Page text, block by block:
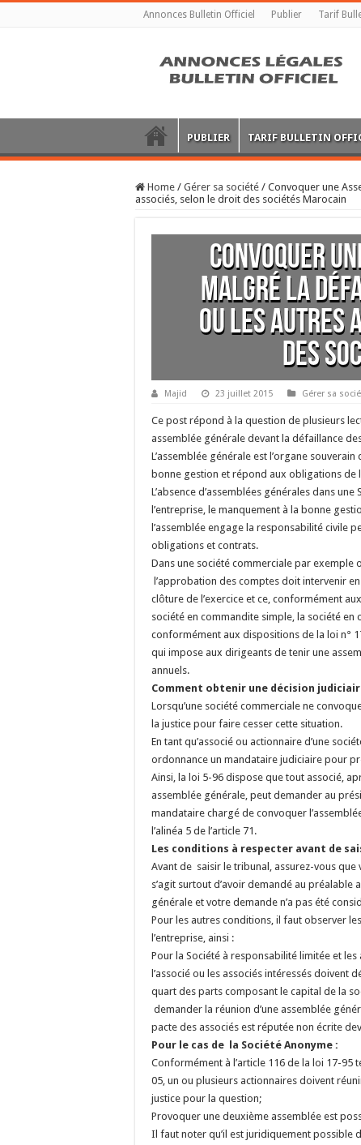
Annonces Bulletin Officiel Publier Tarif
PUBLIER TARIF BULLETIN
Home / Gérer sa société / Convoquer une
associés, selon le droit des sociétés Marocain
Convoquer
malgré la
ou les autres
des
Majid 23 juillet 2015 Gérer sa
Ce post répond à la question de plusieurs
assemblée générale devant la défaillance
L’assemblée générale est l’organe
bonne gestion et répond aux obligations de
L’absence d’assemblées générales dans
l’entreprise, le manquement à la bonne
l’assemblée engage la responsabilité civile
obligations et contrats.
Dans une société commerciale par exemple
l’approbation des comptes doit intervenir
clôture de l’exercice et ce, conformément
société en commandite simple, la société
conformément aux dispositions de la loi n°
qui impose aux dirigeants de tenir une
annuels.
Comment obtenir une décision
Lorsqu’une société commerciale ne
la justice pour faire cesser cette situation.
En tant qu’associé ou actionnaire d’une
ordonnance un mandataire judiciaire pour
Ainsi, la loi 5-96 dispose que tout associé,
assemblée générale, peut demander au
mandataire chargé de convoquer
l’alinéa 5 de l’article 71.
Les conditions à respecter avant de
Avant de saisir le tribunal, assurez-vous
s’agit surtout d’avoir demandé au
générale et votre demande n’a pas été
Pour les autres conditions, il faut observer
l’entreprise, ainsi :
Pour la Société à responsabilité limitée et
l’associé ou les associés intéressés
quart des parts composant le capital de la
demander la réunion d’une assemblée
pacte des associés est réputée non écrite
Pour le cas de la Société Anonyme :
Conformément à l’article 116 de la loi 17-95
05, un ou plusieurs actionnaires doivent
justice pour la question;
Provoquer une deuxième assemblée est
Il faut noter qu’il est juridiquement possible